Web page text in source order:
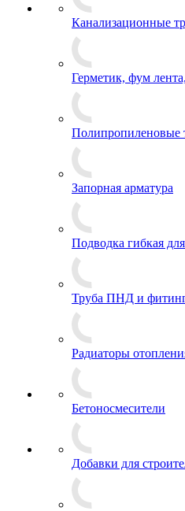
Канализационные
Герметик, фум
Полипропиленовые
Запорная арматура
Подводка гибкая
Труба ПНД и
Радиаторы
Бетоносмесители
Добавки для